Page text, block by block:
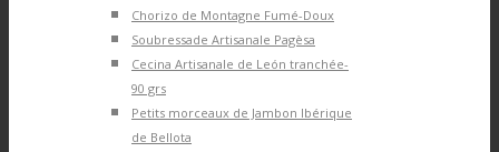
Chorizo de Montagne Fumé-Doux
Soubressade Artisanale Pagèsa
Cecina Artisanale de León tranchée-
90 grs
Petits morceaux de Jambon Ibérique
de Bellota